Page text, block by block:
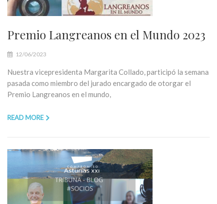
Premio Langreanos en el Mundo 2023
12/06/2023
Nuestra vicepresidenta Margarita Collado, participó la semana
pasada como miembro del jurado encargado de otorgar el
Premio Langreanos en el mundo,
READ MORE